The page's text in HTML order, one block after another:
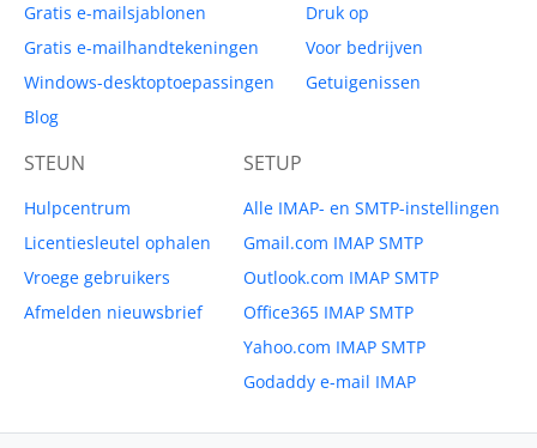
Gratis e-mailsjablonen
Gratis e-mailhandtekeningen
Windows-desktoptoepassingen
Blog
Druk op
Voor bedrijven
Getuigenissen
STEUN
Hulpcentrum
Licentiesleutel ophalen
Vroege gebruikers
Afmelden nieuwsbrief
SETUP
Alle IMAP- en SMTP-instellingen
Gmail.com IMAP SMTP
Outlook.com IMAP SMTP
Office365 IMAP SMTP
Yahoo.com IMAP SMTP
Godaddy e-mail IMAP